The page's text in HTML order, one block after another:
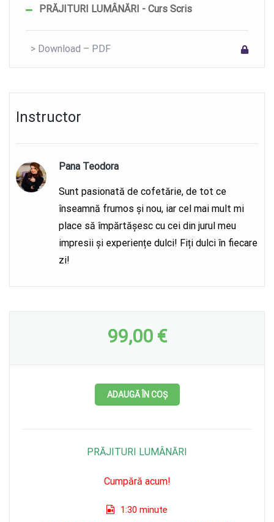
PRĂJITURI LUMÂNĂRI - Curs Scris
> Download – PDF
Instructor
Pana Teodora
Sunt pasionată de cofetărie, de tot ce
înseamnă frumos și nou, iar cel mai mult mi
place să împărtășesc cu cei din jurul meu
impresii și experiențe dulci! Fiți dulci în fiecare
zi!
99,00 €
ADAUGĂ ÎN COȘ
PRĂJITURI LUMÂNĂRI
Cumpără acum!
1:30 minute